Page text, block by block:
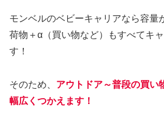
モンベルのベビーキャリアなら容量
荷物＋α（買い物など）もすべてキ
す！
そのため、 アウトドア～普段の買い
幅広くつかえます！